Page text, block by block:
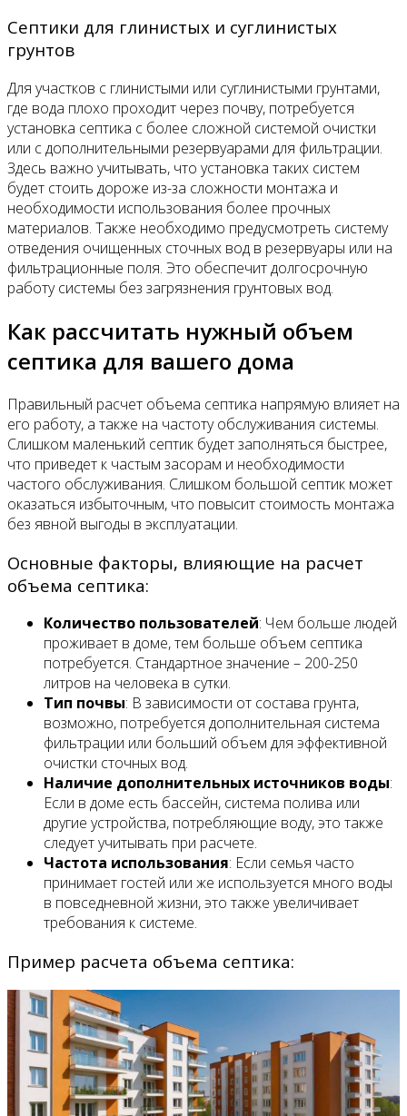
Септики для глинистых и суглинистых
грунтов
Для участков с глинистыми или суглинистыми грунтами,
где вода плохо проходит через почву, потребуется
установка септика с более сложной системой очистки
или с дополнительными резервуарами для фильтрации.
Здесь важно учитывать, что установка таких систем
будет стоить дороже из-за сложности монтажа и
необходимости использования более прочных
материалов. Также необходимо предусмотреть систему
отведения очищенных сточных вод в резервуары или на
фильтрационные поля. Это обеспечит долгосрочную
работу системы без загрязнения грунтовых вод.
Как рассчитать нужный объем
септика для вашего дома
Правильный расчет объема септика напрямую влияет на
его работу, а также на частоту обслуживания системы.
Слишком маленький септик будет заполняться быстрее,
что приведет к частым засорам и необходимости
частого обслуживания. Слишком большой септик может
оказаться избыточным, что повысит стоимость монтажа
без явной выгоды в эксплуатации.
Основные факторы, влияющие на расчет
объема септика:
Количество пользователей: Чем больше людей
проживает в доме, тем больше объем септика
потребуется. Стандартное значение – 200-250
литров на человека в сутки.
Тип почвы: В зависимости от состава грунта,
возможно, потребуется дополнительная система
фильтрации или больший объем для эффективной
очистки сточных вод.
Наличие дополнительных источников воды:
Если в доме есть бассейн, система полива или
другие устройства, потребляющие воду, это также
следует учитывать при расчете.
Частота использования: Если семья часто
принимает гостей или же используется много воды
в повседневной жизни, это также увеличивает
требования к системе.
Пример расчета объема септика: